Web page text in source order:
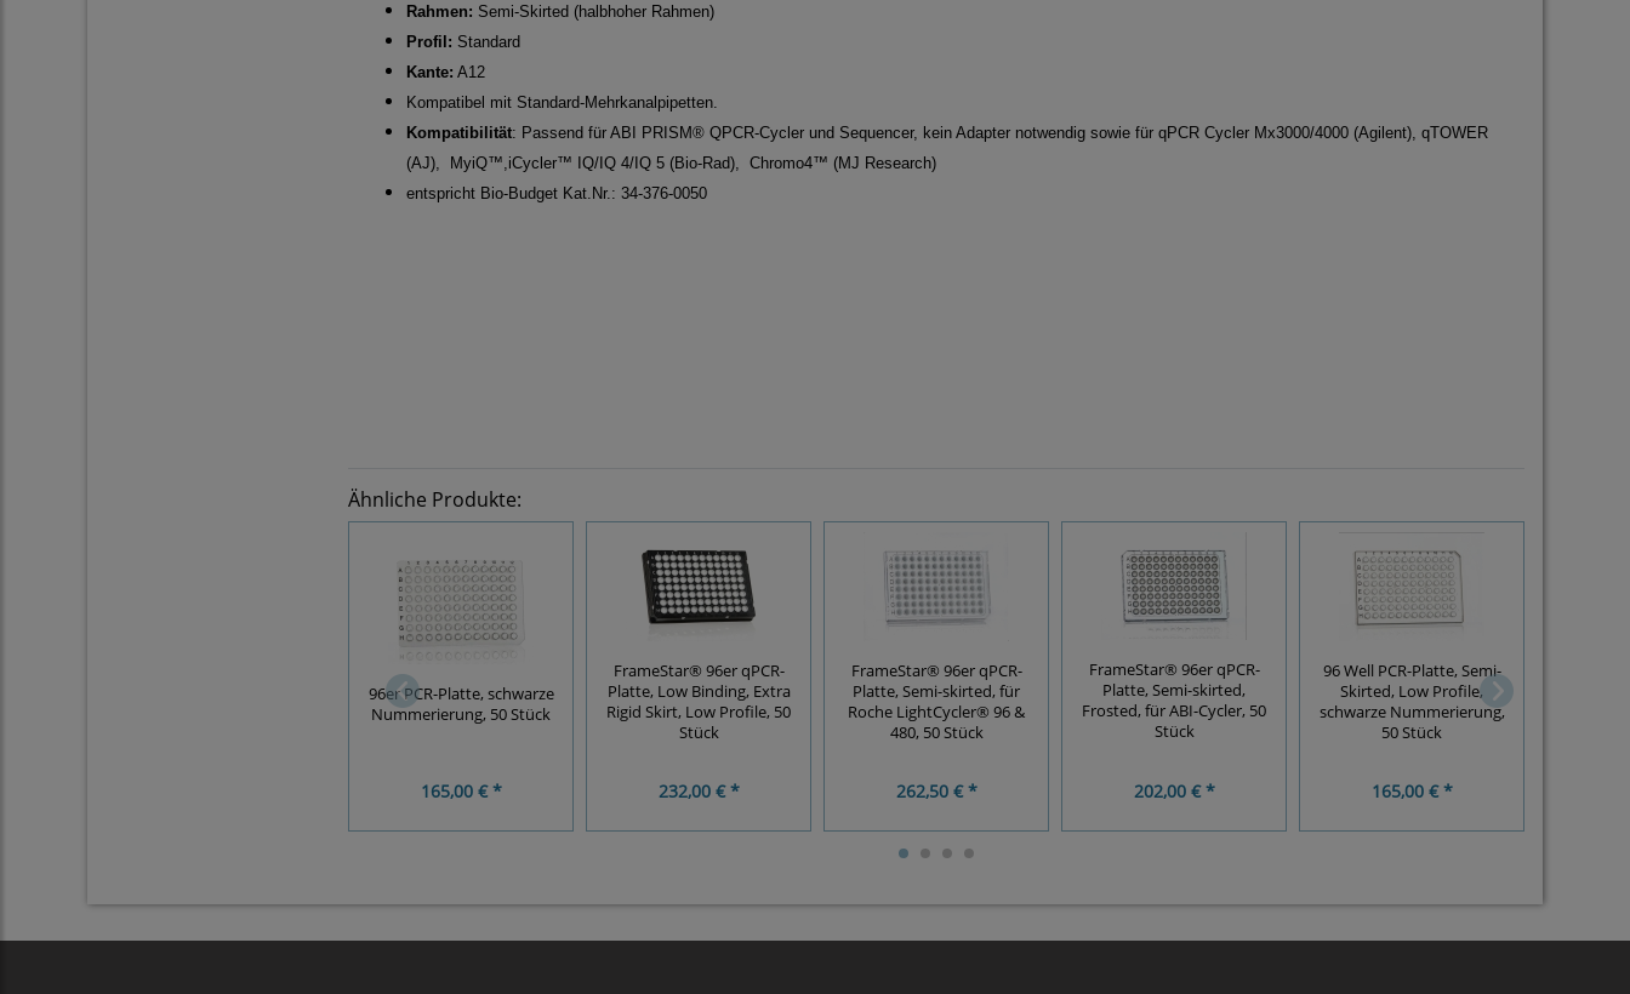
Rahmen: Semi-Skirted (halbhoher Rahmen)
Profil: Standard
Kante: A12
Kompatibel mit Standard-Mehrkanalpipetten.
Kompatibilität: Passend für ABI PRISM® QPCR-Cycler und Sequencer, kein Adapter notwendig sowie für qPCR Cycler Mx3000/4000 (Agilent), qTOWER
(AJ), MyiQ™,iCycler™ IQ/IQ 4/IQ 5 (Bio-Rad), Chromo4™ (MJ Research)
entspricht Bio-Budget Kat.Nr.: 34-376-0050
Ähnliche Produkte:
96er PCR-Platte, schwarze
Nummerierung, 50 Stück
165,00 € *
FrameStar® 96er qPCR-
Platte, Low Binding, Extra
Rigid Skirt, Low Profile, 50
Stück
232,00 € *
FrameStar® 96er qPCR-
Platte, Semi-skirted, für
Roche LightCycler® 96 &
480, 50 Stück
262,50 € *
FrameStar® 96er qPCR-
Platte, Semi-skirted,
Frosted, für ABI-Cycler, 50
Stück
202,00 € *
96 Well PCR-Platte, Semi-
Skirted, Low Profile,
schwarze Nummerierung,
50 Stück
165,00 € *